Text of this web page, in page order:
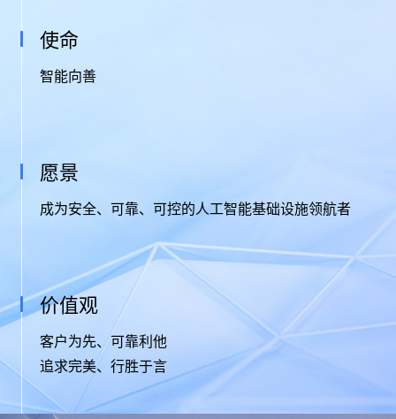
使命
智能向善
愿景
成为安全、可靠、可控的人工智能基础设施领航者
价值观
客户为先、可靠利他
追求完美、行胜于言